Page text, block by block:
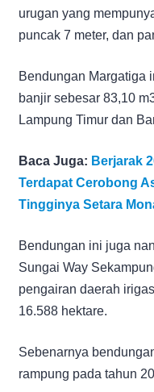
urugan yang
puncak 7 meter, dan
Bendungan Margatiga
banjir sebesar 83,10
Lampung Timur dan
Baca Juga: Berjarak
Terdapat Cerobong
Tingginya Setara
Bendungan ini juga
Sungai Way
pengairan daerah
16.588 hektare.
Sebenarnya
rampung pada tahun